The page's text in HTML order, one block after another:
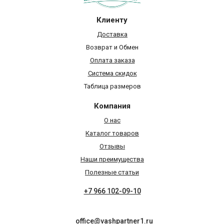
Доставка
Возврат и Обмен
Система скидок
Таблица размеров
Оплата заказа
Клиенту
О нас
Каталог товаров
Наши преимущества
Полезные статьи
Отзывы
Компания
+7 966 102-09-10
office@vashpartner1.ru